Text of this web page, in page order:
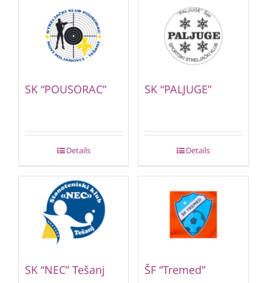
SK “POUSORAC”
Details
SK “PALJUGE”
Details
SK “NEC” Tešanj ŠF “Tremed”